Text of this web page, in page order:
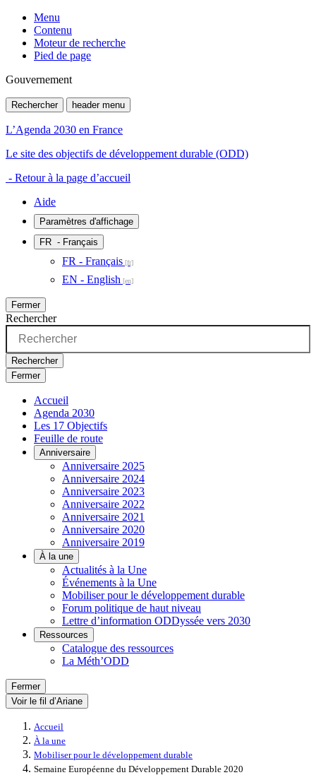
Menu
Contenu
Moteur de recherche
Pied de page
Gouvernement
Rechercher header menu
L’Agenda 2030 en France
Le site des objectifs de développement durable (ODD)
- Retour à la page d’accueil
Aide
Paramètres d'affichage
FR - Français
FR - Français
EN - English
Fermer
Rechercher
Rechercher
Fermer
Accueil
Agenda 2030
Les 17 Objectifs
Feuille de route
Anniversaire
Anniversaire 2025
Anniversaire 2024
Anniversaire 2023
Anniversaire 2022
Anniversaire 2021
Anniversaire 2020
Anniversaire 2019
À la une
Actualités à la Une
Événements à la Une
Mobiliser pour le développement durable
Forum politique de haut niveau
Lettre d’information ODDyssée vers 2030
Ressources
Catalogue des ressources
La Méth’ODD
Fermer
Voir le fil d’Ariane
Accueil
À la une
Mobiliser pour le développement durable
Semaine Européenne du Développement Durable 2020